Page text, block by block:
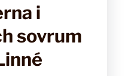
i
sovrum